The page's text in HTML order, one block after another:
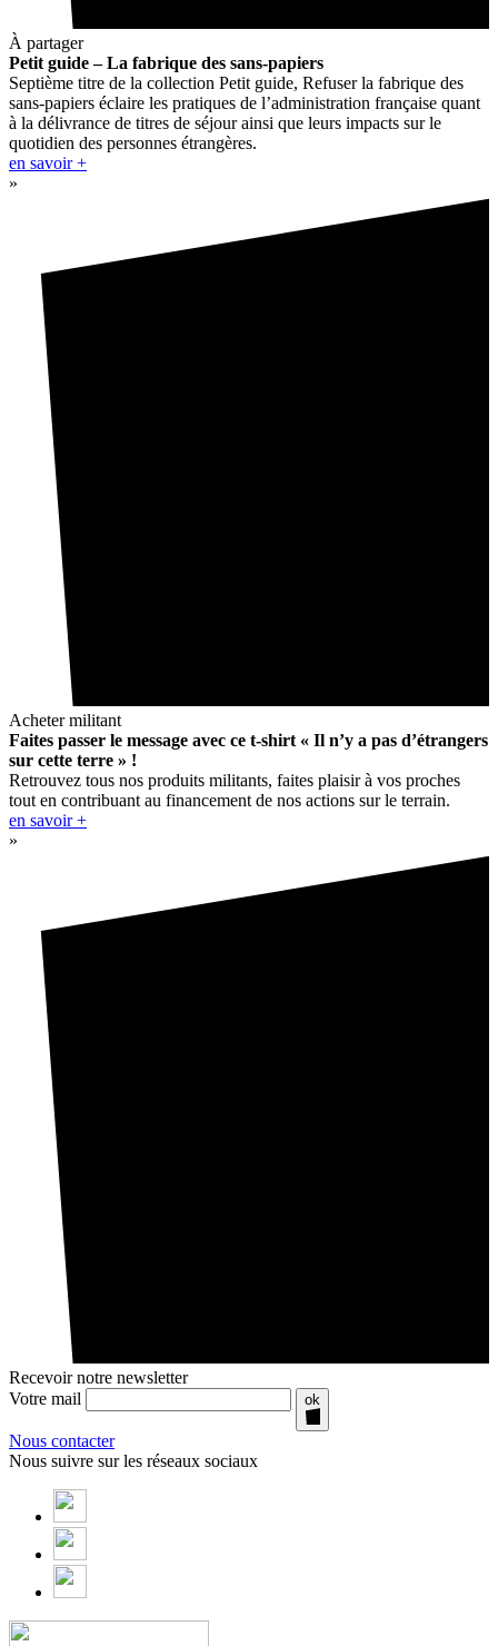
À partager
Petit guide – La fabrique des sans-papiers
Septième titre de la collection Petit guide, Refuser la fabrique des
sans-papiers éclaire les pratiques de l’administration française quant
à la délivrance de titres de séjour ainsi que leurs impacts sur le
quotidien des personnes étrangères.
en savoir +
»
Acheter militant
Faites passer le message avec ce t-shirt « Il n’y a pas d’étrangers
sur cette terre » !
Retrouvez tous nos produits militants, faites plaisir à vos proches
tout en contribuant au financement de nos actions sur le terrain.
en savoir +
»
Recevoir notre newsletter
Votre mail
ok
Nous contacter
Nous suivre sur les réseaux sociaux